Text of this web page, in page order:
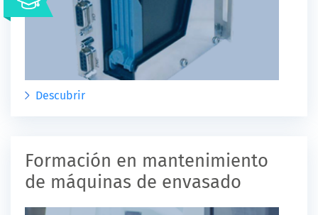
Descubrir
Formación en mantenimiento
de máquinas de envasado